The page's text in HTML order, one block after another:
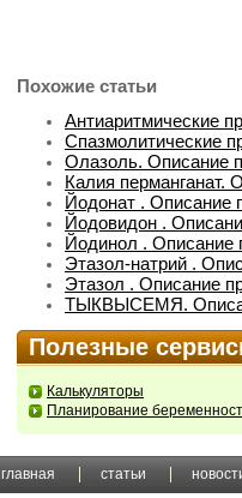
Похожие статьи
Антиаритмические
Спазмолитические
Олазоль. Описание
Калия перманганат.
Йодонат . Описание
Йодовидон .
Йодинол . Описание
Этазол-натрий .
Этазол . Описание
ТЫКВЫСЕМЯ.
Полезные
Калькуляторы
Планирование
главная статьи